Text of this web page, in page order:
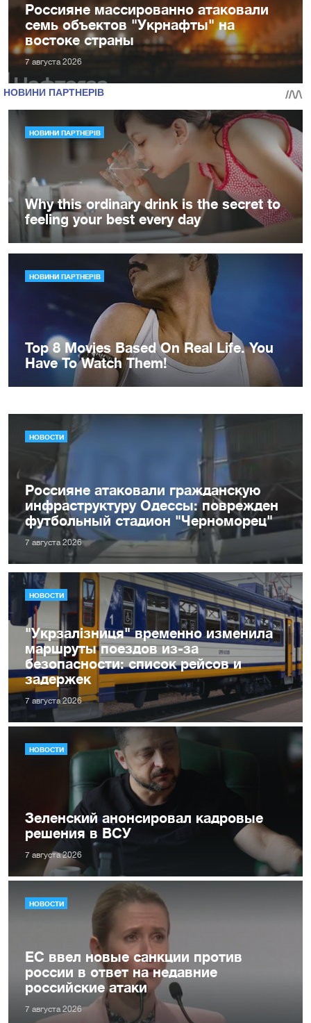
Россияне массированно атаковали
семь объектов "Укрнафты" на
востоке страны
7 августа 2026
НОВОСТИ
Россияне атаковали гражданскую
инфраструктуру Одессы: поврежден
футбольный стадион "Черноморец"
7 августа 2026
НОВОСТИ
"Укрзалізниця" временно изменила
маршруты поездов из-за
безопасности: список рейсов и
задержек
7 августа 2026
НОВОСТИ
Зеленский анонсировал кадровые
решения в ВСУ
7 августа 2026
НОВОСТИ
ЕС ввел новые санкции против
россии в ответ на недавние
российские атаки
7 августа 2026